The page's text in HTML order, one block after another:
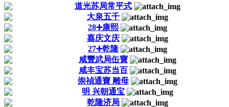
道光苏局常平式
大泉五千
28➕康熙
嘉庆文庆
27➕乾隆
咸豐武局缶寶
咸丰宝苏当百
崇禎通寶 雕母
明 兴朝通宝
乾隆济局